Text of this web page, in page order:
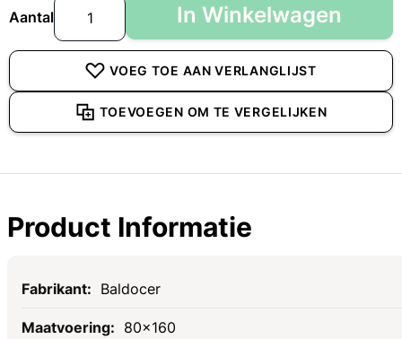
Aantal In Winkelwagen
VOEG TOE AAN VERLANGLIJST
TOEVOEGEN OM TE VERGELIJKEN
Product Informatie
Specificaties
Baldocer
80x160